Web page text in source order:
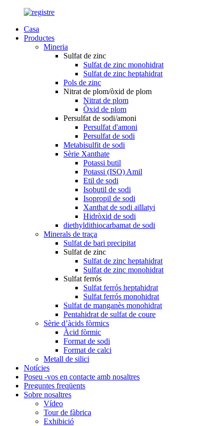
Casa
Productes
Mineria
Sulfat de zinc
Sulfat de zinc monohidrat
Sulfat de zinc heptahidrat
Pols de zinc
Nitrat de plom/òxid de plom
Nitrat de plom
Òxid de plom
Persulfat de sodi/amoni
Persulfat d'amoni
Persulfat de sodi
Metabisulfit de sodi
Sèrie Xanthate
Potassi butil
Potassi (ISO) Amil
Etil de sodi
Isobutil de sodi
Isopropil de sodi
Xanthat de sodi aïllatyi
Hidròxid de sodi
diethyldithiocarbamat de sodi
Minerals de traça
Sulfat de bari precipitat
Sulfat de zinc
Sulfat de zinc heptahidrat
Sulfat de zinc monohidrat
Sulfat ferrós
Sulfat ferrós heptahidrat
Sulfat ferrós monohidrat
Sulfat de manganès monohidrat
Pentahidrat de sulfat de coure
Sèrie d’àcids fòrmics
Àcid fòrmic
Format de sodi
Format de calci
Metall de silici
Notícies
Poseu -vos en contacte amb nosaltres
Preguntes freqüents
Sobre nosaltres
Vídeo
Tour de fàbrica
Exhibició